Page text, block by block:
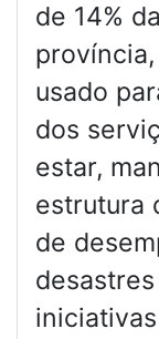
de 14%
usado
dos
estar,
estrutura
de